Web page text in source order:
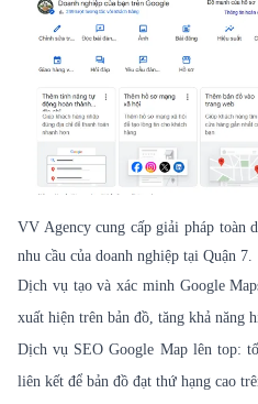
VV Agency cung cấp giải pháp toàn
nhu cầu của doanh nghiệp tại Quận 7.
Dịch vụ tạo và xác minh Google
xuất hiện trên bản đồ, tăng khả năng
Dịch vụ SEO Google Map lên top:
liên kết để bản đồ đạt thứ hạng cao